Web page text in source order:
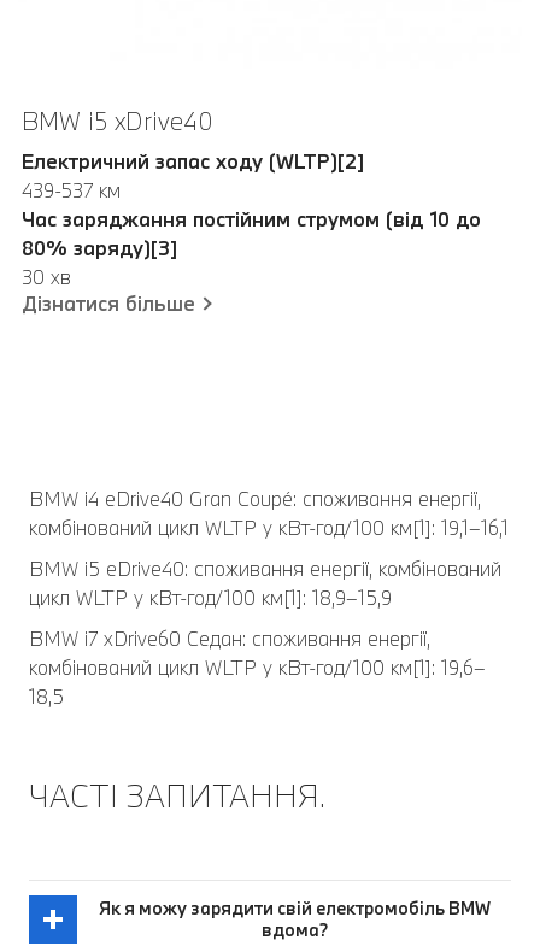
BMW i5 xDrive40
Електричний запас ходу (WLTP)[2]
439-537 км
Час заряджання постійним струмом (від 10 до
80% заряду)[3]
30 хв
Дізнатися більше
BMW iX1 xDrive30
Електричний запас ходу (WLTP)[2]
416-440 км
Час заряджання постійним струмом (від 10 до
80% заряду)[3]
30 хв
Дізнатися більше
BMW i4 eDrive40 Gran Coupé: споживання енергії,
комбінований цикл WLTP у кВт-год/100 км[1]: 19,1–16,1
BMW i5 eDrive40: споживання енергії, комбінований
цикл WLTP у кВт-год/100 км[1]: 18,9–15,9
BMW i7 xDrive60 Седан: споживання енергії,
комбінований цикл WLTP у кВт-год/100 км[1]: 19,6–
18,5
ЧАСТІ ЗАПИТАННЯ.
Як я можу зарядити свій електромобіль BMW
вдома?